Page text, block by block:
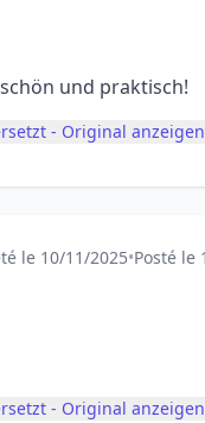
und praktisch!
- Original anzeigen
le 10/11/2025•Posté le
- Original anzeigen